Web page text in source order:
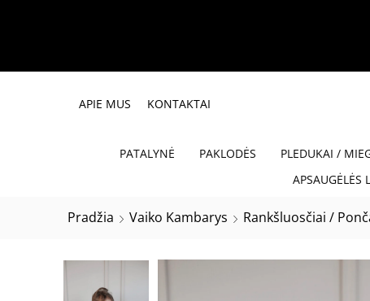
APIE MUS KONTAKTAI
PATALYNĖ PAKLODĖS PLEDUKAI /
APSAUGĖLĖS
Pradžia Vaiko Kambarys Rankšluosčiai /